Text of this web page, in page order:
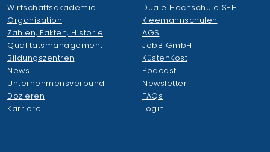
Wirtschaftsakademie
Organisation
Zahlen, Fakten, Historie
Qualitätsmanagement
Bildungszentren
News
Unternehmensverbund
Dozieren
Karriere
Duale Hochschule S-H
Kleemannschulen
AGS
JobB GmbH
KüstenKost
Podcast
Newsletter
FAQs
Login